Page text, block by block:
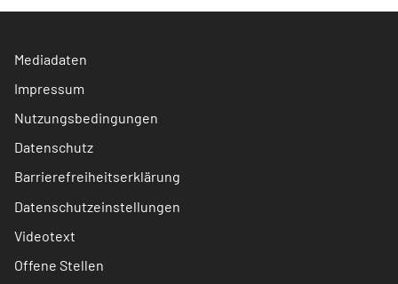
Mediadaten
Impressum
Nutzungsbedingungen
Datenschutz
Barrierefreiheitserklärung
Datenschutzeinstellungen
Videotext
Offene Stellen